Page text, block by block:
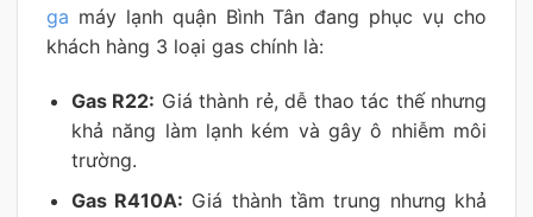
ga máy lạnh quận Bình Tân đang phục vụ cho
khách hàng 3 loại gas chính là:
Gas R22: Giá thành rẻ, dễ thao tác thế nhưng
khả năng làm lạnh kém và gây ô nhiễm môi
trường.
Gas R410A: Giá thành tầm trung nhưng khả